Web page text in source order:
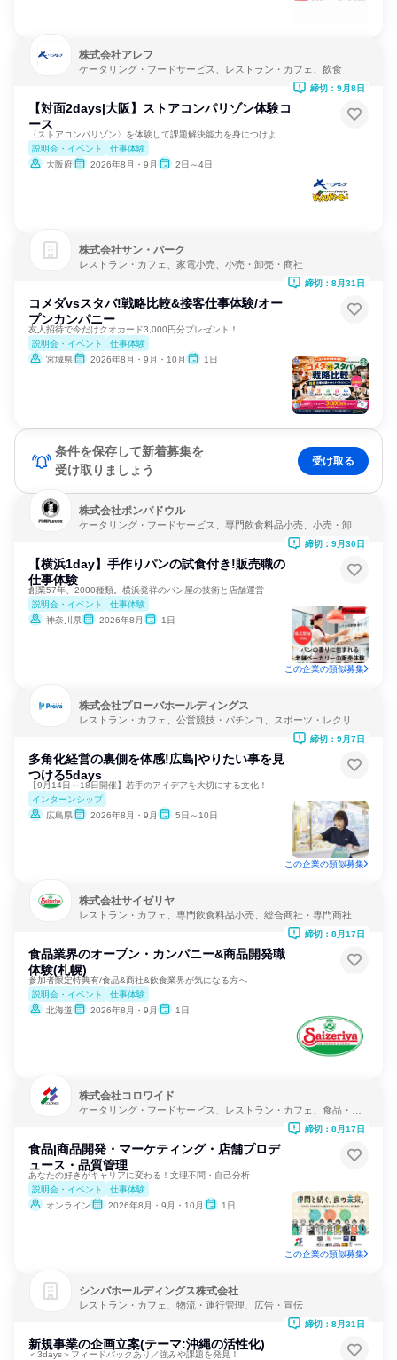
株式会社アレフ
ケータリング・フードサービス、レストラン・カフェ、飲食
【対面2days|大阪】ストアコンパリゾン体験コ
ース
説明会・イベント
仕事体験
大阪府
2026年8月・9月 2日～4日
締切：9月8日
株式会社サン・パーク
レストラン・カフェ、家電小売、小売・卸売・商社
コメダvsスタバ!戦略比較&接客仕事体験/オー
プンカンパニー
友人招待で今だけクオカード3,000円分プレゼント！
説明会・イベント
仕事体験
宮城県
2026年8月・9月・10月 1日
締切：8月31日
条件を保存して新着募集を
受け取りましょう
受け取る
株式会社ポンパドウル
ケータリング・フードサービス、専門飲食料品小売、小売・卸
【横浜1day】手作りパンの試食付き!販売職の
仕事体験
創業57年、2000種類。横浜発祥のパン屋の技術と店舗運営
説明会・イベント
仕事体験
神奈川県
2026年8月 1日
締切：9月30日
この企業の類似募集
株式会社プローバホールディングス
レストラン・カフェ、公営競技・パチンコ、スポーツ・レクリエ
多角化経営の裏側を体感!広島|やりたい事を見
つける5days
【9月14日～18日開催】若手のアイデアを大切にする文化！
インターンシップ
広島県
2026年8月・9月 5日～10日
締切：9月7日
この企業の類似募集
株式会社サイゼリヤ
レストラン・カフェ、専門飲食料品小売、総合商社・専門商社・
食品業界のオープン・カンパニー&商品開発職
体験(札幌)
参加者限定特典有/食品&商社&飲食業界が気になる方へ
説明会・イベント
仕事体験
北海道
2026年8月・9月 1日
締切：8月17日
株式会社コロワイド
ケータリング・フードサービス、レストラン・カフェ、食品・飲
食品|商品開発・マーケティング・店舗プロデ
ュース・品質管理
あなたの好きがキャリアに変わる！文理不問・自己分析
説明会・イベント
仕事体験
オンライン
2026年8月・9月・10月 1日
締切：8月17日
この企業の類似募集
シンバホールディングス株式会社
レストラン・カフェ、物流・運行管理、広告・宣伝
新規事業の企画立案(テーマ:沖縄の活性化)
＜3days＞フィードバックあり／強みや課題を発見！
締切：8月31日